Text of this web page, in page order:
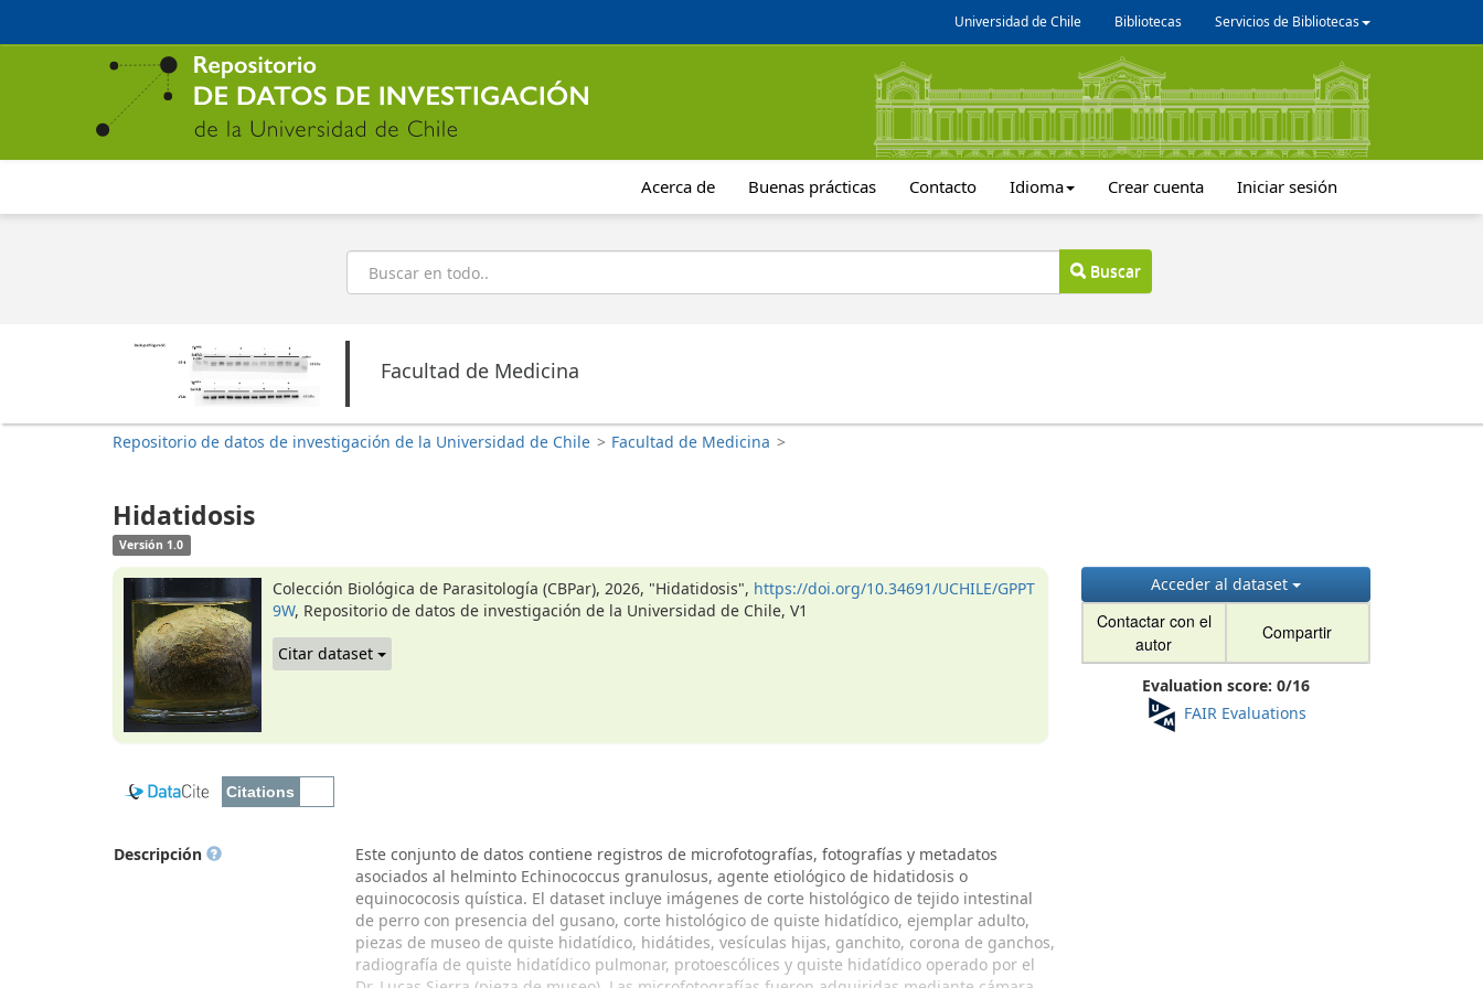
contenido
Universidad de Chile Bibliotecas Servicios de Bibliotecas
Acerca de Buenas prácticas Contacto Idioma Crear cuenta Iniciar sesión
Buscar
Buscar
Facultad de Medicina
Repositorio de datos de investigación de la Universidad de Chile > Facultad de Medicina >
Hidatidosis
Versión 1.0
Colección Biológica de Parasitología (CBPar), 2026, "Hidatidosis", https://doi.org/10.34691/UCHILE/GPPT
9W, Repositorio de datos de investigación de la Universidad de Chile, V1
Citar dataset
Acceder al dataset
Contactar con el
autor
Compartir
Evaluation score: 0/16
FAIR Evaluations
Descripción
Este conjunto de datos contiene registros de microfotografías, fotografías y metadatos
asociados al helminto Echinococcus granulosus, agente etiológico de hidatidosis o
equinococosis quística. El dataset incluye imágenes de corte histológico de tejido intestinal
de perro con presencia del gusano, corte histológico de quiste hidatídico, ejemplar adulto,
piezas de museo de quiste hidatídico, hidátides, vesículas hijas, ganchito, corona de ganchos,
radiografía de quiste hidatídico pulmonar, protoescólices y quiste hidatídico operado por el